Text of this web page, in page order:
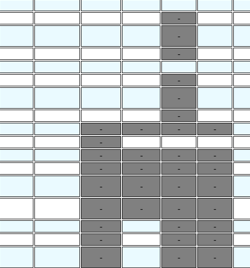
-
-
-
-
-
-
- - - -
-
- - - -
- - - -
- - - -
- - - -
- - -
- - -
- - -